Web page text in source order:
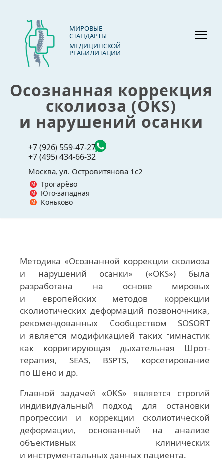
МИРОВЫЕ
СТАНДАРТЫ
МЕДИЦИНСКОЙ
РЕАБИЛИТАЦИИ
Осознанная коррекция
сколиоза (OKS)
и нарушений осанки
+7 (926) 559-47-27
+7 (495) 434-66-32
Москва, ул. Островитянова 1с2
Тропарёво
Юго-западная
Коньково
Методика «Осознанной коррекции сколиоза
и нарушений осанки» («OKS») была
разработана на основе мировых
и европейских методов коррекции
сколиотических деформаций позвоночника,
рекомендованных Сообществом SOSORT
и является модификацией таких гимнастик
как корригирующая дыхательная Шрот-
терапия, SEAS, BSPTS, корсетирование
по Шено и др.
Главной задачей «OKS» является строгий
индивидуальный подход для остановки
прогрессии и коррекции сколиотической
деформации, основанный на анализе
объективных клинических
и инструментальных данных пациента.